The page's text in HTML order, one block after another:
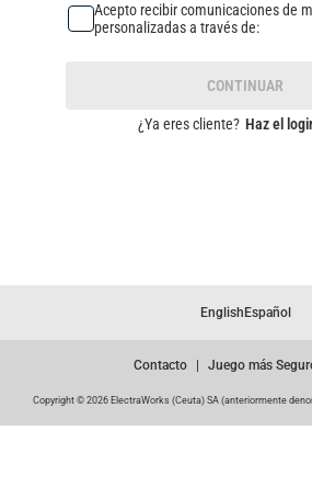
Acepto recibir comunicaciones de
personalizadas a través de:
CONTINUAR
¿Ya eres cliente? Haz el
English Español
Contacto Juego más
Copyright © 2026 ElectraWorks (Ceuta) SA (anteriormente